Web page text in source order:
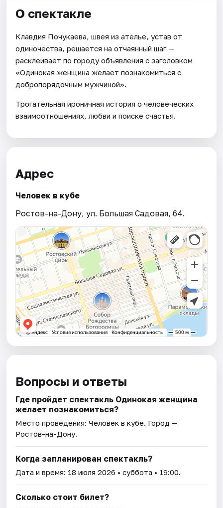
О спектакле
Клавдия Почукаева, швея из ателье, устав от
одиночества, решается на отчаянный шаг —
расклеивает по городу объявления с заголовком
«Одинокая женщина желает познакомиться с
добропорядочным мужчиной».
Трогательная ироничная история о человеческих
взаимоотношениях, любви и поиске счастья.
Адрес
Человек в кубе
Ростов-на-Дону, ул. Большая Садовая, 64.
Вопросы и ответы
Где пройдет спектакль Одинокая женщина
желает познакомиться?
Место проведения:Человек в кубе. Город —
Ростов-на-Дону.
Когда запланирован спектакль?
Дата и время: 18 июля 2026 • суббота • 19:00.
Сколько стоит билет?